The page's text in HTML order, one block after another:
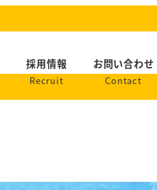
採用情報
Recruit
お問い合わせ
Contact